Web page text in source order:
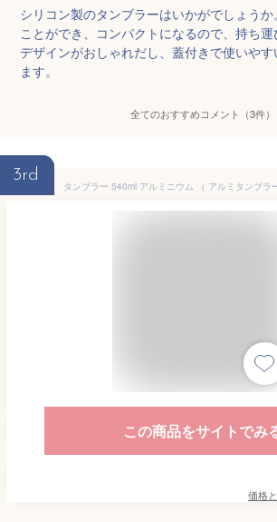
シリコン製のタンブラーはいかがでしょう
ことができ、コンパクトになるので、持ち運
デザインがおしゃれだし、蓋付きで使いや
ます。
全てのおすすめコメント（3件）
3rd
この商品をサイトでみ
価格